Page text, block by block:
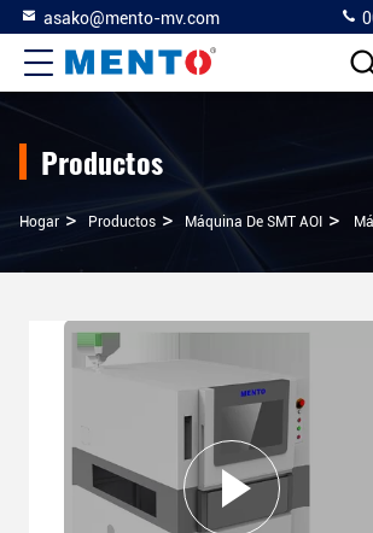
asako@mento-mv.com
Productos
Hogar > Productos > Máquina De SMT AOI > Máquina De